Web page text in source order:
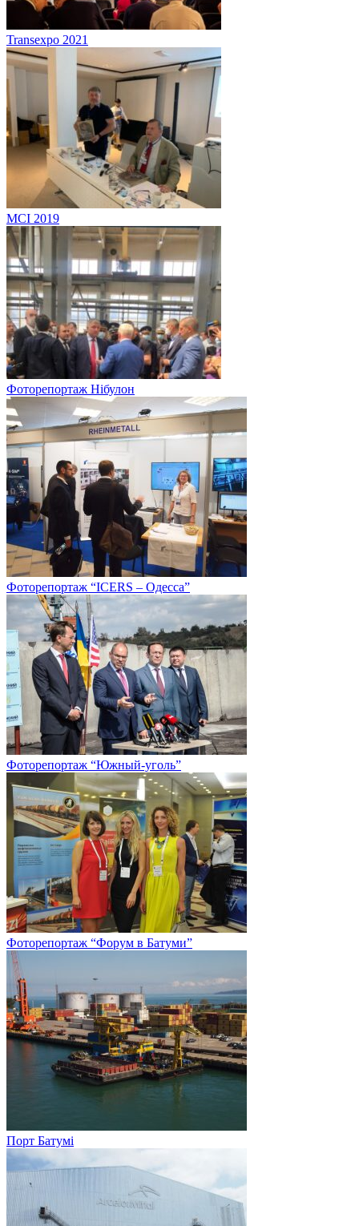
Transexpo 2021
MCI 2019
Фоторепортаж Нібулон
Фоторепортаж “ICERS – Одесса”
Фоторепортаж “Южный-уголь”
Фоторепортаж “Форум в Батуми”
Порт Батумі